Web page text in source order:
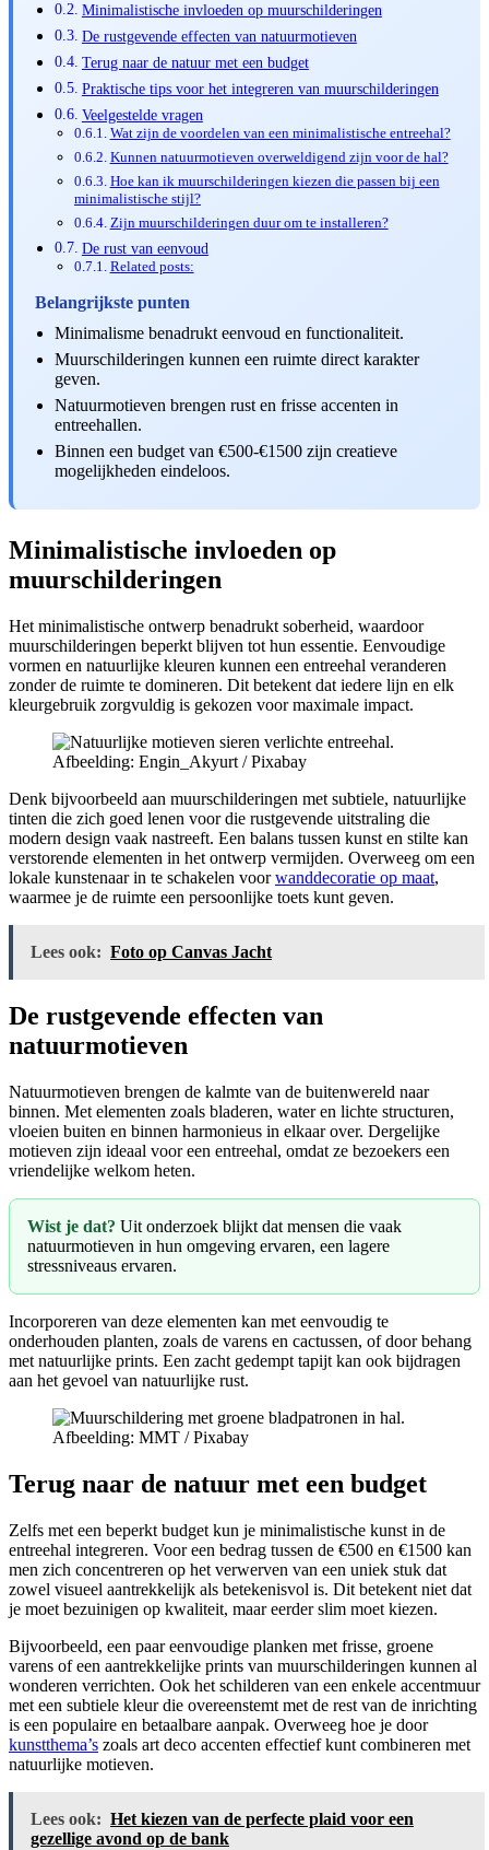
Minimalistische invloeden op muurschilderingen
De rustgevende effecten van natuurmotieven
Terug naar de natuur met een budget
Praktische tips voor het integreren van muurschilderingen
Veelgestelde vragen
Wat zijn de voordelen van een minimalistische entreehal?
Kunnen natuurmotieven overweldigend zijn voor de hal?
Hoe kan ik muurschilderingen kiezen die passen bij een
minimalistische stijl?
Zijn muurschilderingen duur om te installeren?
De rust van eenvoud
Related posts:
Belangrijkste punten
Minimalisme benadrukt eenvoud en functionaliteit.
Muurschilderingen kunnen een ruimte direct karakter
geven.
Natuurmotieven brengen rust en frisse accenten in
entreehallen.
Binnen een budget van €500-€1500 zijn creatieve
mogelijkheden eindeloos.
Minimalistische invloeden op
muurschilderingen
Het minimalistische ontwerp benadrukt soberheid, waardoor
muurschilderingen beperkt blijven tot hun essentie. Eenvoudige
vormen en natuurlijke kleuren kunnen een entreehal veranderen
zonder de ruimte te domineren. Dit betekent dat iedere lijn en elk
kleurgebruik zorgvuldig is gekozen voor maximale impact.
Afbeelding: Engin_Akyurt / Pixabay
Denk bijvoorbeeld aan muurschilderingen met subtiele, natuurlijke
tinten die zich goed lenen voor die rustgevende uitstraling die
modern design vaak nastreeft. Een balans tussen kunst en stilte kan
verstorende elementen in het ontwerp vermijden. Overweeg om een
lokale kunstenaar in te schakelen voorwanddecoratie op maat,
waarmee je de ruimte een persoonlijke toets kunt geven.
Lees ook: Foto op Canvas Jacht
De rustgevende effecten van
natuurmotieven
Natuurmotieven brengen de kalmte van de buitenwereld naar
binnen. Met elementen zoals bladeren, water en lichte structuren,
vloeien buiten en binnen harmonieus in elkaar over. Dergelijke
motieven zijn ideaal voor een entreehal, omdat ze bezoekers een
vriendelijke welkom heten.
Wist je dat? Uit onderzoek blijkt dat mensen die vaak
natuurmotieven in hun omgeving ervaren, een lagere
stressniveaus ervaren.
Incorporeren van deze elementen kan met eenvoudig te
onderhouden planten, zoals de varens en cactussen, of door behang
met natuurlijke prints. Een zacht gedempt tapijt kan ook bijdragen
aan het gevoel van natuurlijke rust.
Afbeelding: MMT / Pixabay
Terug naar de natuur met een budget
Zelfs met een beperkt budget kun je minimalistische kunst in de
entreehal integreren. Voor een bedrag tussen de €500 en €1500 kan
men zich concentreren op het verwerven van een uniek stuk dat
zowel visueel aantrekkelijk als betekenisvol is. Dit betekent niet dat
je moet bezuinigen op kwaliteit, maar eerder slim moet kiezen.
Bijvoorbeeld, een paar eenvoudige planken met frisse, groene
varens of een aantrekkelijke prints van muurschilderingen kunnen al
wonderen verrichten. Ook het schilderen van een enkele accentmuur
met een subtiele kleur die overeenstemt met de rest van de inrichting
is een populaire en betaalbare aanpak. Overweeg hoe je door
kunstthema’s zoals art deco accenten effectief kunt combineren met
natuurlijke motieven.
Lees ook: Het kiezen van de perfecte plaid voor een
gezellige avond op de bank